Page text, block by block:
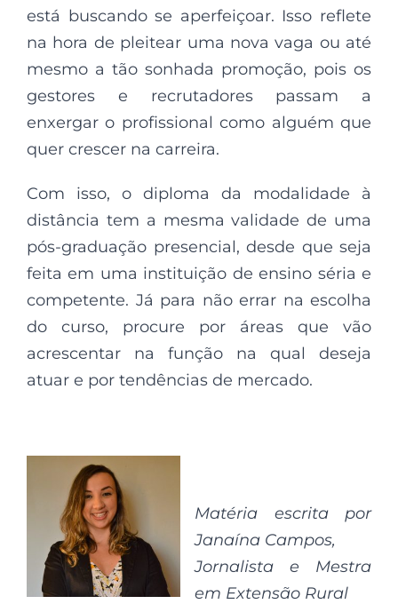
está buscando se aperfeiçoar. Isso reflete
na hora de pleitear uma nova vaga ou até
mesmo a tão sonhada promoção, pois os
gestores e recrutadores passam a
enxergar o profissional como alguém que
quer crescer na carreira.
Com isso, o diploma da modalidade à
distância tem a mesma validade de uma
pós-graduação presencial, desde que seja
feita em uma instituição de ensino séria e
competente. Já para não errar na escolha
do curso, procure por áreas que vão
acrescentar na função na qual deseja
atuar e por tendências de mercado.
Matéria escrita por
Janaína Campos,
Jornalista e Mestra
em Extensão Rural